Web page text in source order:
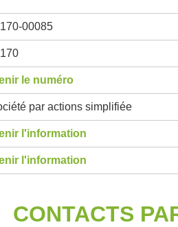
00085
le numéro
par actions simplifiée
l'information
l'information
CONTACTS